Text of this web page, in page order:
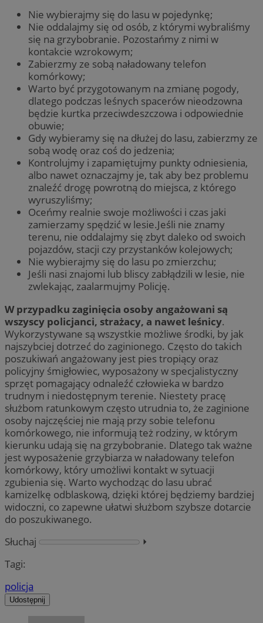
Nie wybierajmy się do lasu w pojedynkę;
Nie oddalajmy się od osób, z którymi wybraliśmy
się na grzybobranie. Pozostańmy z nimi w
kontakcie wzrokowym;
Zabierzmy ze sobą naładowany telefon
komórkowy;
Warto być przygotowanym na zmianę pogody,
dlatego podczas leśnych spacerów nieodzowna
będzie kurtka przeciwdeszczowa i odpowiednie
obuwie;
Gdy wybieramy się na dłużej do lasu, zabierzmy ze
sobą wodę oraz coś do jedzenia;
Kontrolujmy i zapamiętujmy punkty odniesienia,
albo nawet oznaczajmy je, tak aby bez problemu
znaleźć drogę powrotną do miejsca, z którego
wyruszyliśmy;
Oceńmy realnie swoje możliwości i czas jaki
zamierzamy spędzić w lesie.Jeśli nie znamy
terenu, nie oddalajmy się zbyt daleko od swoich
pojazdów, stacji czy przystanków kolejowych;
Nie wybierajmy się do lasu po zmierzchu;
Jeśli nasi znajomi lub bliscy zabłądzili w lesie, nie
zwlekając, zaalarmujmy Policję.
W przypadku zaginięcia osoby angażowani są
wszyscy policjanci, strażacy, a nawet leśnicy.
Wykorzystywane są wszystkie możliwe środki, by jak
najszybciej dotrzeć do zaginionego. Często do takich
poszukiwań angażowany jest pies tropiący oraz
policyjny śmigłowiec, wyposażony w specjalistyczny
sprzęt pomagający odnaleźć człowieka w bardzo
trudnym i niedostępnym terenie. Niestety pracę
służbom ratunkowym często utrudnia to, że zaginione
osoby najczęściej nie mają przy sobie telefonu
komórkowego, nie informują też rodziny, w którym
kierunku udają się na grzybobranie. Dlatego tak ważne
jest wyposażenie grzybiarza w naładowany telefon
komórkowy, który umożliwi kontakt w sytuacji
zgubienia się. Warto wychodząc do lasu ubrać
kamizelkę odblaskową, dzięki której będziemy bardziej
widoczni, co zapewne ułatwi służbom szybsze dotarcie
do poszukiwanego.
Słuchaj
⏵︎
Tagi:
policja
Udostępnij